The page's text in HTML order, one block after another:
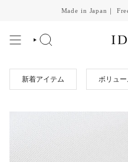
Made in Japan｜
SEARCH
新着アイテム ボリュ